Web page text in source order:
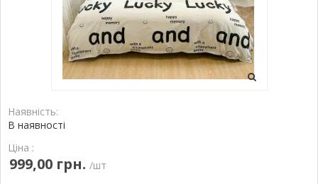
Наявність:
В наявності
Ціна :
999,00 грн. /шт